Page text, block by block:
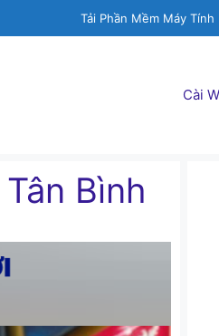
Tải Phần Mềm Máy Tính
Cài
Bình